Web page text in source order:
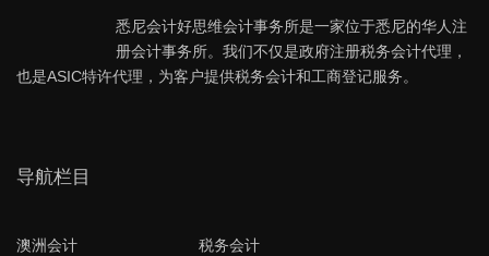
悉尼会计好思维会计事务所是一家位于悉尼的华人注
册会计事务所。我们不仅是政府注册税务会计代理，
也是ASIC特许代理，为客户提供税务会计和工商登记服务。
导航栏目
澳洲会计
税务会计